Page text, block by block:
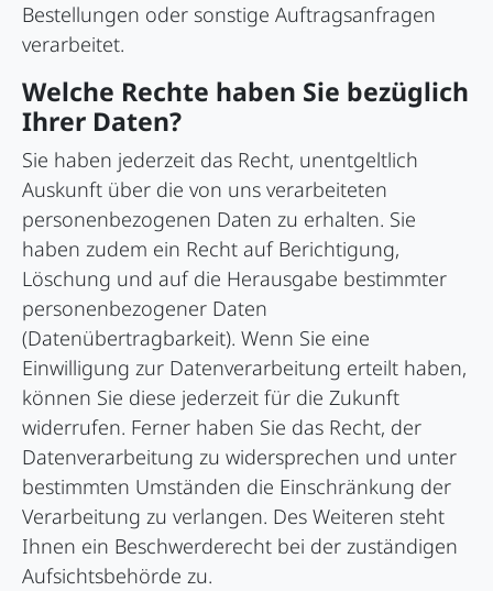
Bestellungen oder sonstige Auftragsanfragen
verarbeitet.
Welche Rechte haben Sie bezüglich
Ihrer Daten?
Sie haben jederzeit das Recht, unentgeltlich
Auskunft über die von uns verarbeiteten
personenbezogenen Daten zu erhalten. Sie
haben zudem ein Recht auf Berichtigung,
Löschung und auf die Herausgabe bestimmter
personenbezogener Daten
(Datenübertragbarkeit). Wenn Sie eine
Einwilligung zur Datenverarbeitung erteilt haben,
können Sie diese jederzeit für die Zukunft
widerrufen. Ferner haben Sie das Recht, der
Datenverarbeitung zu widersprechen und unter
bestimmten Umständen die Einschränkung der
Verarbeitung zu verlangen. Des Weiteren steht
Ihnen ein Beschwerderecht bei der zuständigen
Aufsichtsbehörde zu.